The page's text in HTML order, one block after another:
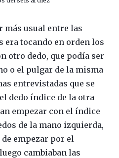
más usual entre las
era tocando en orden los
otro dedo, que podía ser
o el pulgar de la misma
entrevistadas que se
dedo índice de la otra
empezar con el índice
de la mano izquierda,
empezar por el
cambiaban las